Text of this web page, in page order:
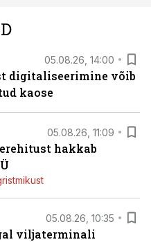
05.08.26, 14:00
digitaliseerimine võib
kaose
05.08.26, 11:09
hakkab
05.08.26, 10:35
viljaterminali